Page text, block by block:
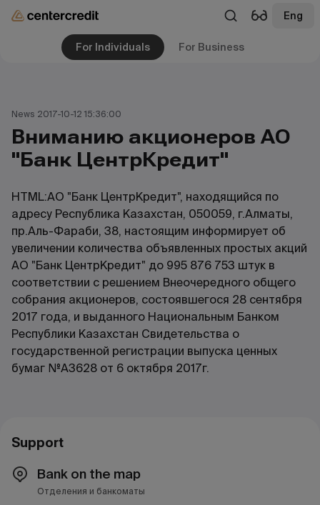
Eng
For Individuals For Business
News 2017-10-12 15:36:00
Вниманию акционеров АО
"Банк ЦентрКредит"
HTML:АО "Банк ЦентрКредит", находящийся по
адресу Республика Казахстан, 050059, г.Алматы,
пр.Аль-Фараби, 38, настоящим информирует об
увеличении количества объявленных простых акций
АО "Банк ЦентрКредит" до 995 876 753 штук в
соответствии с решением Внеочередного общего
собрания акционеров, состоявшегося 28 сентября
2017 года, и выданного Национальным Банком
Республики Казахстан Свидетельства о
государственной регистрации выпуска ценных
бумаг №А3628 от 6 октября 2017г.
Support
Bank on the map
Отделения и банкоматы